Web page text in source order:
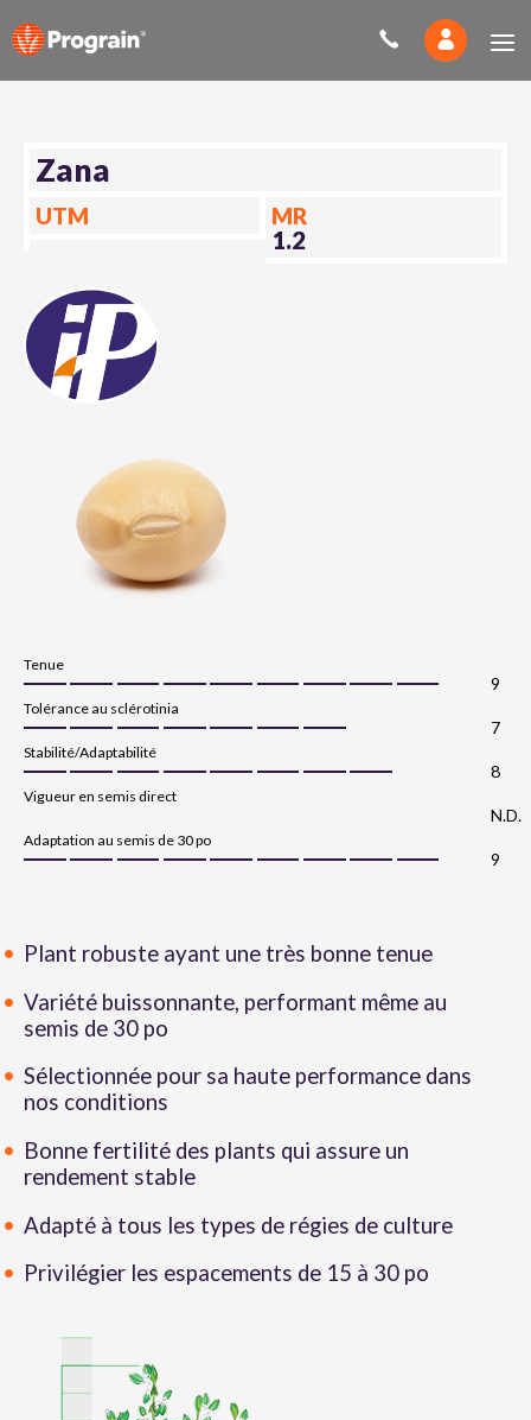
Zana
UTM MR
1.2
Tenue
9
Tolérance au sclérotinia
7
Stabilité/Adaptabilité
8
Vigueur en semis direct
N.D.
Adaptation au semis de 30 po
9
Plant robuste ayant une très bonne tenue
Variété buissonnante, performant même au
semis de 30 po
Sélectionnée pour sa haute performance dans
nos conditions
Bonne fertilité des plants qui assure un
rendement stable
Adapté à tous les types de régies de culture
Privilégier les espacements de 15 à 30 po